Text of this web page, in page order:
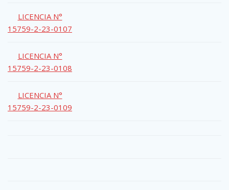
LICENCIA N°
15759-2-23-0107
LICENCIA N°
15759-2-23-0108
LICENCIA N°
15759-2-23-0109